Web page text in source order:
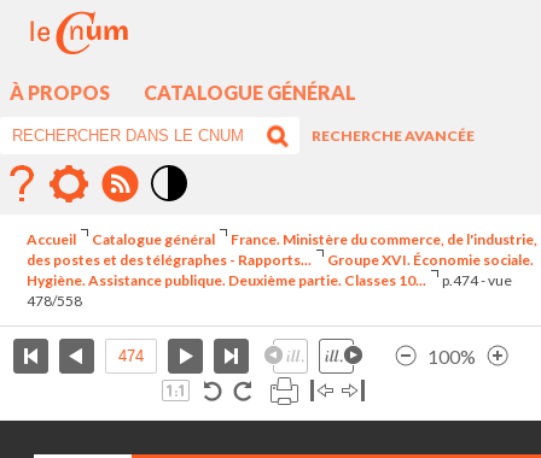
À PROPOS CATALOGUE GÉNÉRAL
RECHERCHE AVANCÉE
élévé
Accueil Catalogue général
France. Ministère du commerce, de l'industrie,
des postes et des télégraphes - Rapports...
Groupe XVI. Économie sociale.
Hygiène. Assistance publique. Deuxième partie. Classes 10...
p.474 - vue
478/558
100%